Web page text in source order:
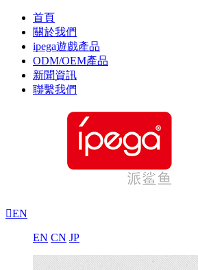
首頁
關於我們
ipega遊戲產品
ODM/OEM產品
新聞資訊
聯繫我們
EN
EN CN JP